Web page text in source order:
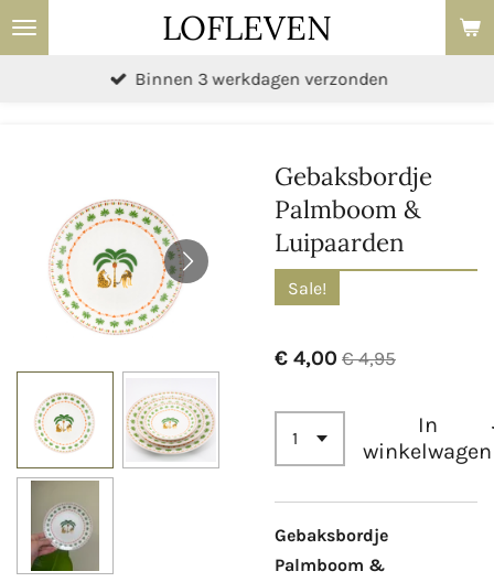
Ga
direct
LOFLEVEN
Binnen 3 werkdagen verzonden
Gebaksbordje
Palmboom &
Luipaarden
Sale!
€ 4,00 € 4,95
In
winkelwagen
Gebaksbordje
Palmboom &